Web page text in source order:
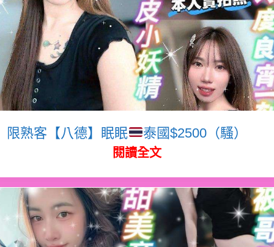
限熟客【八德】眠眠 泰國$2500（騷）
閱讀全文